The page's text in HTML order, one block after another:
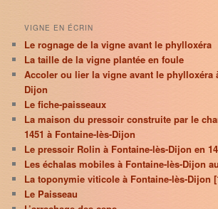
VIGNE EN ÉCRIN
Le rognage de la vigne avant le phylloxéra
La taille de la vigne plantée en foule
Accoler ou lier la vigne avant le phylloxéra
Dijon
Le fiche-paisseaux
La maison du pressoir construite par le
1451 à Fontaine-lès-Dijon
Le pressoir Rolin à Fontaine-lès-Dijon en
Les échalas mobiles à Fontaine-lès-Dijon
La toponymie viticole à Fontaine-lès-Dijon
Le Paisseau